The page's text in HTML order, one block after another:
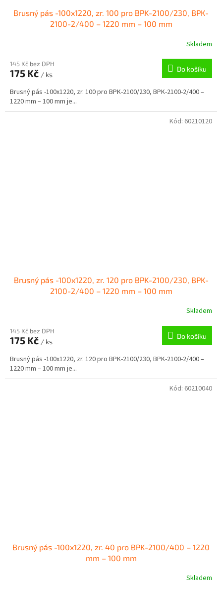
Brusný pás -100x1220, zr. 100 pro BPK-2100/230, BPK-
2100-2/400 – 1220 mm – 100 mm
Skladem
145 Kč bez DPH
175 Kč / ks
Do košíku
Brusný pás -100x1220, zr. 100 pro BPK-2100/230, BPK-2100-2/400 –
1220 mm – 100 mm je...
Brusný pás -100x1220, zr. 120 pro BPK-2100/230, BPK-
2100-2/400 – 1220 mm – 100 mm
Skladem
145 Kč bez DPH
175 Kč / ks
Do košíku
Brusný pás -100x1220, zr. 120 pro BPK-2100/230, BPK-2100-2/400 –
1220 mm – 100 mm je...
Kód: 60210120
Brusný pás -100x1220, zr. 40 pro BPK-2100/400 – 1220
mm – 100 mm
Skladem
Kód: 60210040